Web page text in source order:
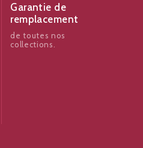
Garantie de
remplacement
de toutes nos
collections.